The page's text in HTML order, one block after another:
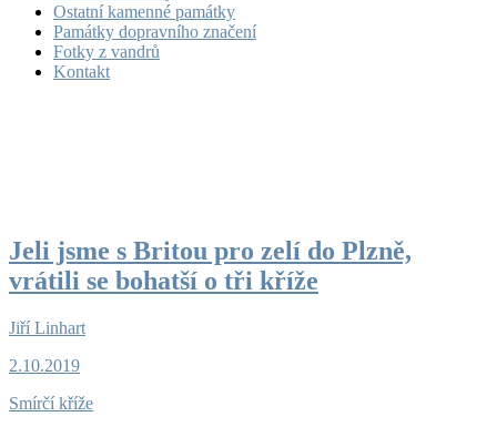
Ostatní kamenné památky
Památky dopravního značení
Fotky z vandrů
Kontakt
Jeli jsme s Britou pro zelí do Plzně,
vrátili se bohatší o tři kříže
Jiří Linhart
2.10.2019
Smírčí kříže